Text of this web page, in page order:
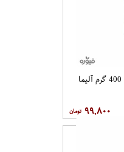
۹۹,۸۰۰